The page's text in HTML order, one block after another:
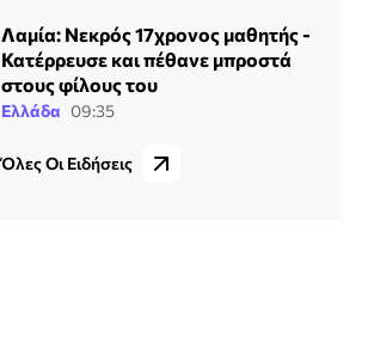
Λαμία: Νεκρός 17χρονος μαθητής -
Κατέρρευσε και πέθανε μπροστά
στους φίλους του
Ελλάδα 09:35
Όλες Οι Ειδήσεις